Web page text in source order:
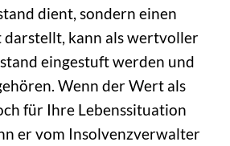
dient, sondern einen
kann als wertvoller
eingestuft werden und
Wenn der Wert als
für Ihre Lebenssituation
er vom Insolvenzverwalter